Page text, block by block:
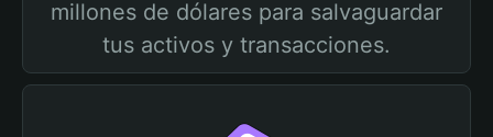
millones de dólares para salvaguardar
tus activos y transacciones.